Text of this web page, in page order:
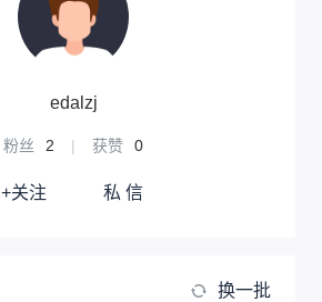
edalzj
粉丝 2 | 获赞 0
+关注 私 信
换一批